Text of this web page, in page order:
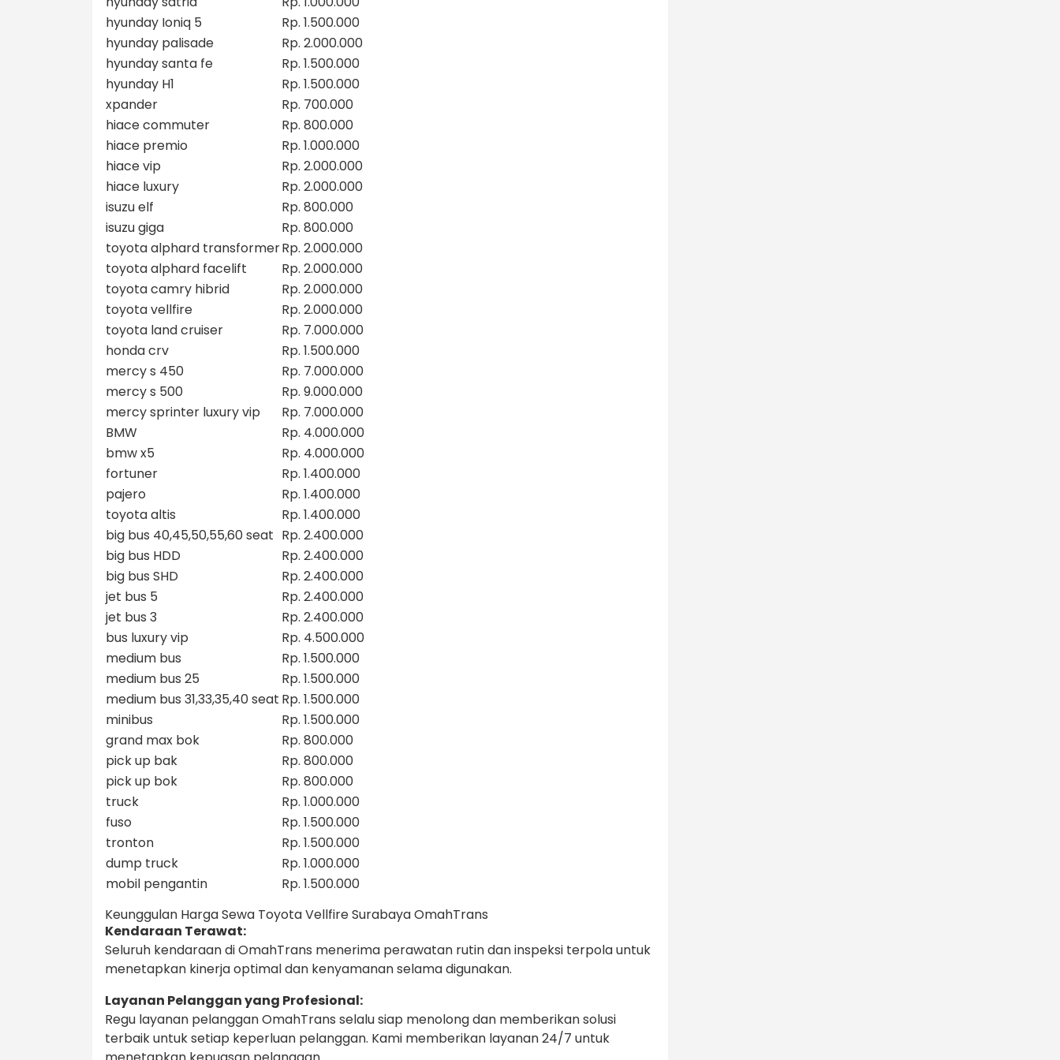
hyunday Ioniq 5
Rp. 1.500.000
hyunday palisade
Rp. 2.000.000
hyunday santa fe
Rp. 1.500.000
hyunday H1
Rp. 1.500.000
xpander
Rp. 700.000
hiace commuter
Rp. 800.000
hiace premio
Rp. 1.000.000
hiace vip
Rp. 2.000.000
hiace luxury
Rp. 2.000.000
isuzu elf
Rp. 800.000
isuzu giga
Rp. 800.000
toyota alphard transformerRp. 2.000.000
toyota alphard facelift
Rp. 2.000.000
toyota camry hibrid
Rp. 2.000.000
toyota vellfire
Rp. 2.000.000
toyota land cruiser
Rp. 7.000.000
honda crv
Rp. 1.500.000
mercy s 450
Rp. 7.000.000
mercy s 500
Rp. 9.000.000
mercy sprinter luxury vip
Rp. 7.000.000
BMW
Rp. 4.000.000
bmw x5
Rp. 4.000.000
fortuner
Rp. 1.400.000
pajero
Rp. 1.400.000
toyota altis
Rp. 1.400.000
big bus 40,45,50,55,60 seat Rp. 2.400.000
big bus HDD
Rp. 2.400.000
big bus SHD
Rp. 2.400.000
jet bus 5
Rp. 2.400.000
jet bus 3
Rp. 2.400.000
bus luxury vip
Rp. 4.500.000
medium bus
Rp. 1.500.000
medium bus 25
Rp. 1.500.000
medium bus 31,33,35,40 seat Rp. 1.500.000
minibus
Rp. 1.500.000
grand max bok
Rp. 800.000
pick up bak
Rp. 800.000
pick up bok
Rp. 800.000
truck
Rp. 1.000.000
fuso
Rp. 1.500.000
tronton
Rp. 1.500.000
dump truck
Rp. 1.000.000
mobil pengantin
Rp. 1.500.000
Keunggulan Harga Sewa Toyota Vellfire Surabaya OmahTrans
Kendaraan Terawat:
Seluruh kendaraan di OmahTrans menerima perawatan rutin dan inspeksi terpola untuk
menetapkan kinerja optimal dan kenyamanan selama digunakan.
Layanan Pelanggan yang Profesional:
Regu layanan pelanggan OmahTrans selalu siap menolong dan memberikan solusi
terbaik untuk setiap keperluan pelanggan. Kami memberikan layanan 24/7 untuk